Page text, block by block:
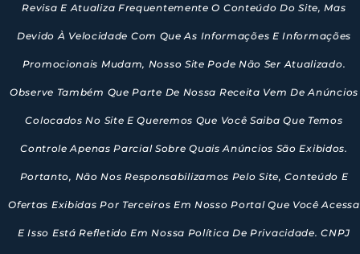
Revisa E Atualiza Frequentemente O Conteúdo Do Site, Mas
Devido À Velocidade Com Que As Informações E Informações
Promocionais Mudam, Nosso Site Pode Não Ser Atualizado.
Observe Também Que Parte De Nossa Receita Vem De Anúncios
Colocados No Site E Queremos Que Você Saiba Que Temos
Controle Apenas Parcial Sobre Quais Anúncios São Exibidos.
Portanto, Não Nos Responsabilizamos Pelo Site, Conteúdo E
Ofertas Exibidas Por Terceiros Em Nosso Portal Que Você Acessa
E Isso Está Refletido Em Nossa Política De Privacidade. CNPJ